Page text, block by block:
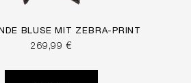
BLUSE MIT ZEBRA-PRINT
269,99 €